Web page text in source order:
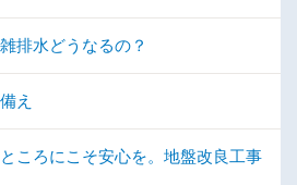
排水どうなるの？
え
ころにこそ安心を。地盤改良工事